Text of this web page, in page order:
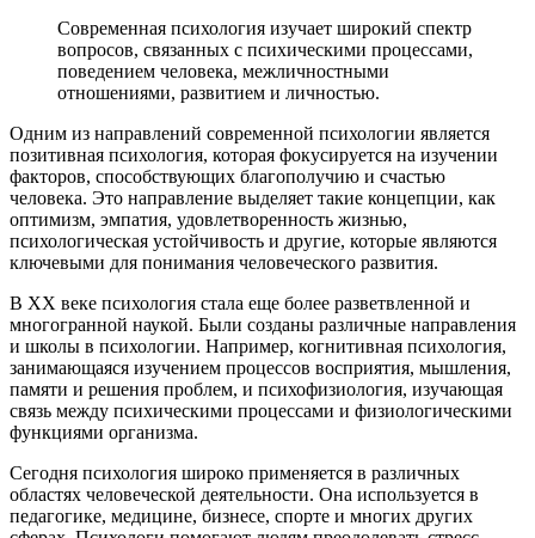
Современная психология изучает широкий спектр
вопросов, связанных с психическими процессами,
поведением человека, межличностными
отношениями, развитием и личностью.
Одним из направлений современной психологии является
позитивная психология, которая фокусируется на изучении
факторов, способствующих благополучию и счастью
человека. Это направление выделяет такие концепции, как
оптимизм, эмпатия, удовлетворенность жизнью,
психологическая устойчивость и другие, которые являются
ключевыми для понимания человеческого развития.
В XX веке психология стала еще более разветвленной и
многогранной наукой. Были созданы различные направления
и школы в психологии. Например, когнитивная психология,
занимающаяся изучением процессов восприятия, мышления,
памяти и решения проблем, и психофизиология, изучающая
связь между психическими процессами и физиологическими
функциями организма.
Сегодня психология широко применяется в различных
областях человеческой деятельности. Она используется в
педагогике, медицине, бизнесе, спорте и многих других